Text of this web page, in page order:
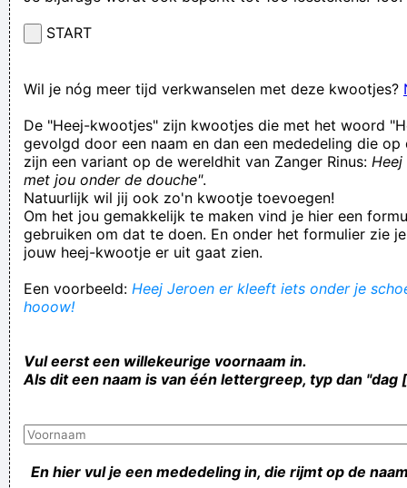
START
Wil je nóg meer tijd verkwanselen met deze kwootjes?
De "Heej-kwootjes" zijn kwootjes die met het woord
gevolgd door een naam en dan een mededeling die op
zijn een variant op de wereldhit van Zanger Rinus:
met jou onder de douche".
Natuurlijk wil jij ook zo'n kwootje toevoegen!
Om het jou gemakkelijk te maken vind je hier een
gebruiken om dat te doen. En onder het formulier zie
jouw heej-kwootje er uit gaat zien.
Een voorbeeld: Heej Jeroen er kleeft iets onder je
hooow!
Vul eerst een willekeurige voornaam in.
Als dit een naam is van één lettergreep, typ dan "dag
En hier vul je een mededeling in, die rijmt op de